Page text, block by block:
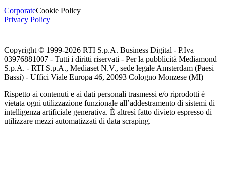
CorporateCookie Policy
Privacy Policy
Copyright © 1999-2026 RTI S.p.A. Business Digital - P.Iva
03976881007 - Tutti i diritti riservati - Per la pubblicità Mediamond
S.p.A. - RTI S.p.A., Mediaset N.V., sede legale Amsterdam (Paesi
Bassi) - Uffici Viale Europa 46, 20093 Cologno Monzese (MI)
Rispetto ai contenuti e ai dati personali trasmessi e/o riprodotti è
vietata ogni utilizzazione funzionale all’addestramento di sistemi di
intelligenza artificiale generativa. È altresì fatto divieto espresso di
utilizzare mezzi automatizzati di data scraping.